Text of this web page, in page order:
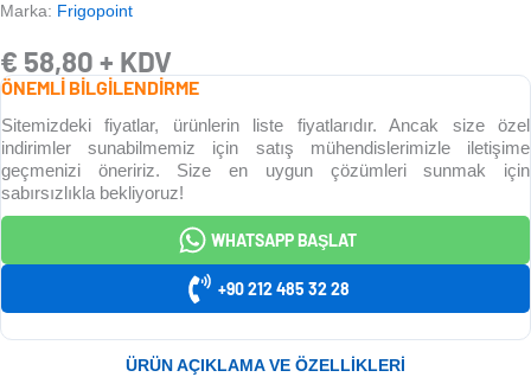
Marka: Frigopoint
€ 58,80 + KDV
ÖNEMLİ BİLGİLENDİRME
Sitemizdeki fiyatlar, ürünlerin liste fiyatlarıdır. Ancak size özel
indirimler sunabilmemiz için satış mühendislerimizle iletişime
geçmenizi öneririz. Size en uygun çözümleri sunmak için
sabırsızlıkla bekliyoruz!
WHATSAPP BAŞLAT
+90 212 485 32 28
ÜRÜN AÇIKLAMA VE ÖZELLIKLERI